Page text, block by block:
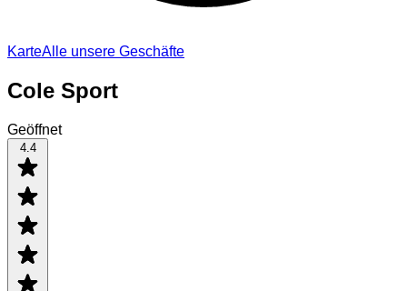
KarteAlle unsere Geschäfte
Cole Sport
Geöffnet
4.4